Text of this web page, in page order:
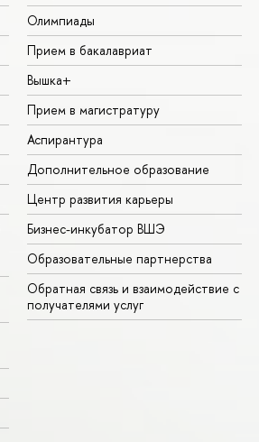
Олимпиады
Прием в бакалавриат
Вышка+
Прием в магистратуру
Аспирантура
Дополнительное образование
Центр развития карьеры
Бизнес-инкубатор ВШЭ
Образовательные партнерства
Обратная связь и взаимодействие с
получателями услуг